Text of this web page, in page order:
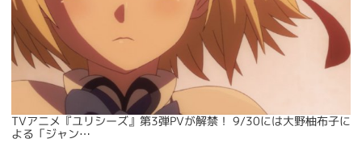
TVアニメ『ユリシーズ』第3弾PVが解禁！ 9/30には大野柚布子に
よる「ジャン…